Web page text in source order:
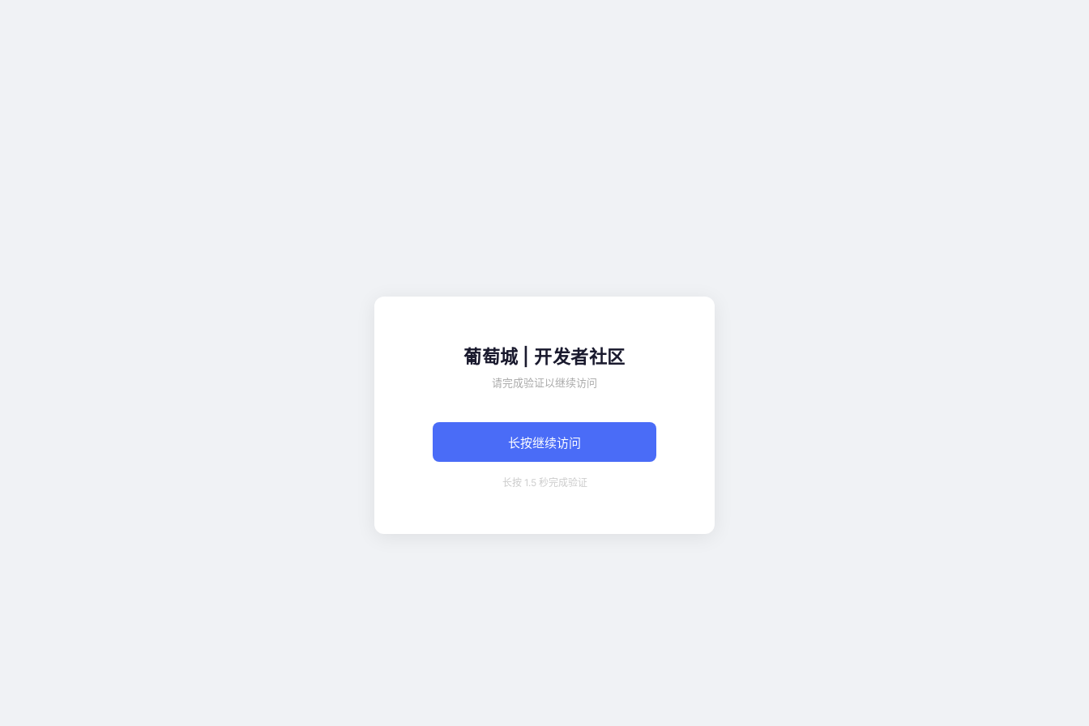
葡萄城 | 开发者社区
请完成验证以继续访问
长按继续访问
长按 1.5 秒完成验证